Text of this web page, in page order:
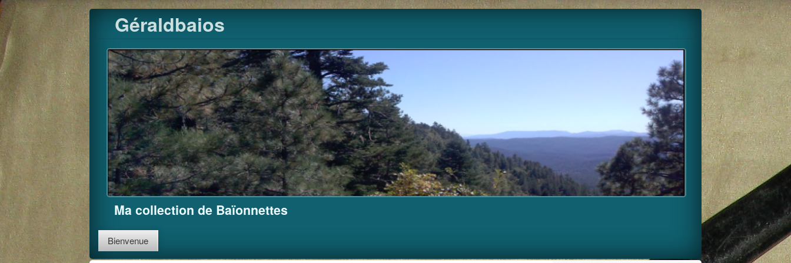
Pour m'aider à financer ce site. Cagnotte
Skip
to
content
Géraldbaios
Ma collection de Baïonnettes
Bienvenue